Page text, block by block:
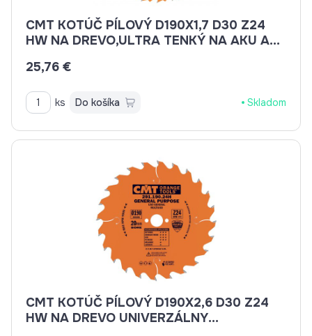
CMT KOTÚČ PÍLOVÝ D190X1,7 D30 Z24
HW NA DREVO,ULTRA TENKÝ NA AKU AJ
25,76 €
ks Do košíka Skladom
CMT KOTÚČ PÍLOVÝ D190X2,6 D30 Z24
HW NA DREVO UNIVERZÁLNY